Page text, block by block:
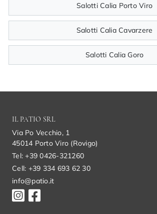
Salotti Calia Porto Viro
Salotti Calia Cavarzere
Salotti Calia Goro
IL PATIO SRL
Via Po Vecchio, 1
45014 Porto Viro (Rovigo)
Tel: +39 0426-321260
Cell: +39 334 693 62 30
info@patio.it